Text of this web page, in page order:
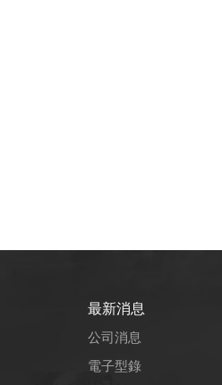
最新消息
公司消息
電子型錄